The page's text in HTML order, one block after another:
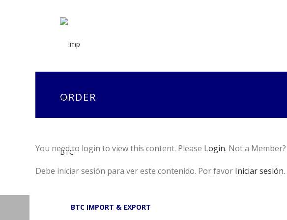
ORDER
You need to login to view this content. Please Login. Not a Member?
Debe iniciar sesión para ver este contenido. Por favor Iniciar sesión.
BTC IMPORT & EXPORT